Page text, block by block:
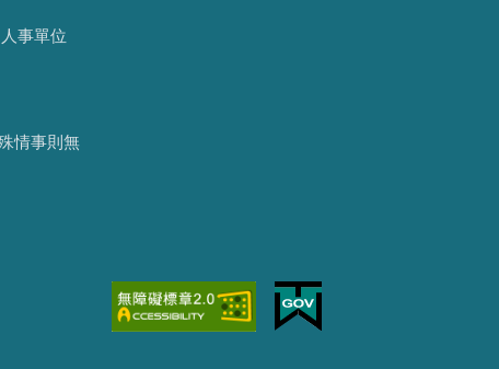
事單位
情事則無